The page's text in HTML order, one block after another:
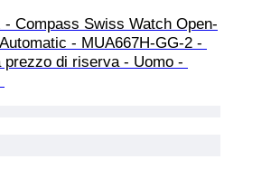
- Compass Swiss Watch Open-
- MUA667H-GG-2 -
prezzo di riserva - Uomo -